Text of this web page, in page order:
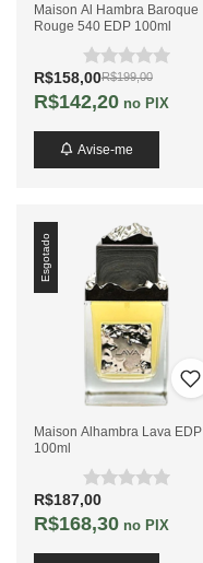
Maison Al Hambra Baroque
Rouge 540 EDP 100ml
R$158,00R$199,00
R$142,20 no PIX
Avise-me
Esgotado
Maison Alhambra Lava EDP
100ml
R$187,00
R$168,30 no PIX